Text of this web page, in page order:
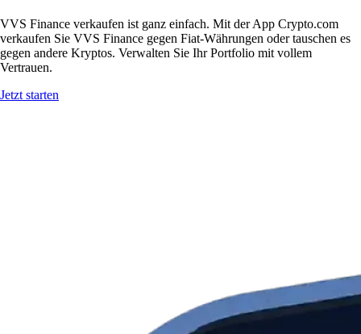
VVS Finance verkaufen ist ganz einfach. Mit der App Crypto.com
verkaufen Sie VVS Finance gegen Fiat-Währungen oder tauschen es
gegen andere Kryptos. Verwalten Sie Ihr Portfolio mit vollem
Vertrauen.
Jetzt starten